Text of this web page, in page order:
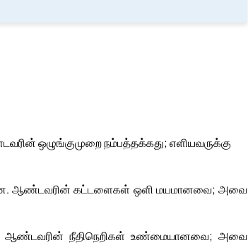
ஒழுங்குமுறை நம்பத்தக்கது; எளியவருக்கு
ஆண்டவரின் கட்டளைகள் ஒளி மயமானவை; அவை
ஆண்டவரின் நீதிநெறிகள் உண்மையானவை; அவை